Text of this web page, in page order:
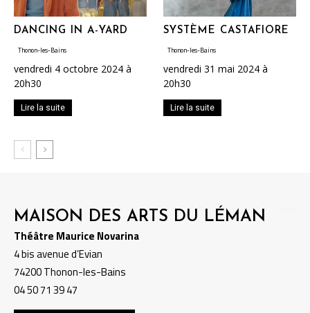
DANCING IN A-YARD
Thonon-les-Bains
vendredi 4 octobre 2024 à
20h30
Lire la suite
SYSTÈME CASTAFIORE
Thonon-les-Bains
vendredi 31 mai 2024 à
20h30
Lire la suite
MAISON DES ARTS DU LÉMAN
Théâtre Maurice Novarina
4 bis avenue d’Evian
74200 Thonon-les-Bains
04 50 71 39 47